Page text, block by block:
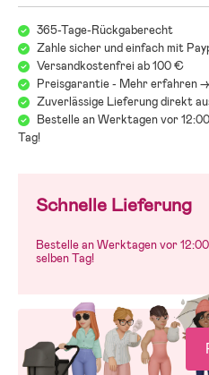
365-Tage-Rückgaberecht
Zahle sicher und einfach mit
Versandkostenfrei ab 100 €
Preisgarantie - Mehr erfahren ->
Zuverlässige Lieferung direkt
Bestelle an Werktagen vor
Tag!
Schnelle Lieferung
Bestelle an Werktagen vor
selben Tag!